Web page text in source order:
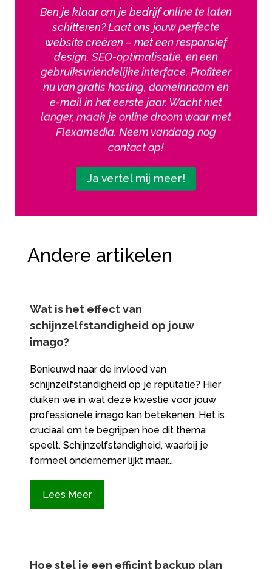
Ben je klaar om je bedrijf online te laten
schitteren? Laat ons jouw perfecte
website creëren – met een responsief
design, SEO-optimalisatie, en een
gebruiksvriendelijke interface. Profiteer
nu van gratis hosting, domeinnaam en
e-mail in het eerste jaar. Wacht niet
langer, maak je online droom waar met
Flexamedia. Neem vandaag nog
contact op!
Ja vertel mij meer!
Andere artikelen
Wat is het effect van
schijnzelfstandigheid op jouw
imago?
Benieuwd naar de invloed van
schijnzelfstandigheid op je reputatie? Hier
duiken we in wat deze kwestie voor jouw
professionele imago kan betekenen. Het is
cruciaal om te begrijpen hoe dit thema
speelt. Schijnzelfstandigheid, waarbij je
formeel ondernemer lijkt maar...
Lees Meer
Hoe stel je een efficint backup plan